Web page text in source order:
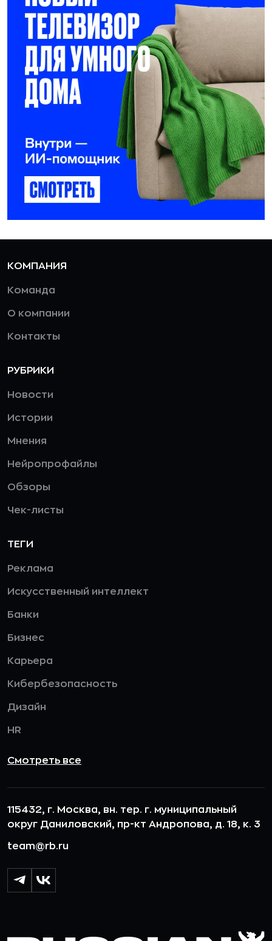
КОМПАНИЯ
Команда
О компании
Контакты
РУБРИКИ
Новости
Истории
Мнения
Нейропрофайлы
Обзоры
Чек-листы
ТЕГИ
Реклама
Искусственный интеллект
Банки
Бизнес
Карьера
Кибербезопасность
Дизайн
HR
Смотреть все
115432, г. Москва, вн. тер. г. муниципальный
округ Даниловский, пр-кт Андропова, д. 18, к. 3
team@rb.ru